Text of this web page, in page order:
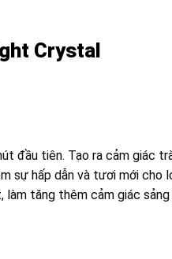
Crystal
đầu tiên. Tạo ra cảm giác
sự hấp dẫn và tươi mới cho
làm tăng thêm cảm giác sảng